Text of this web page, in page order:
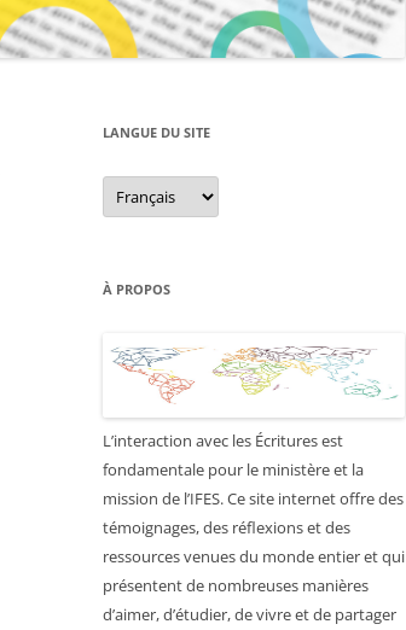
LANGUE DU SITE
Langue
du
site
À PROPOS
L’interaction avec les Écritures est
fondamentale pour le ministère et la
mission de l’IFES. Ce site internet offre des
témoignages, des réflexions et des
ressources venues du monde entier et qui
présentent de nombreuses manières
d’aimer, d’étudier, de vivre et de partager